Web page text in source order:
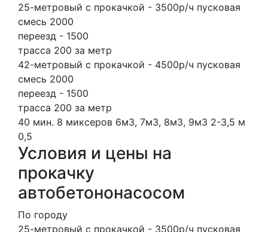
25-метровый с прокачкой - 3500р/ч пусковая
смесь 2000
переезд - 1500
трасса 200 за метр
42-метровый с прокачкой - 4500р/ч пусковая
смесь 2000
переезд - 1500
трасса 200 за метр
40 мин. 8 миксеров 6м3, 7м3, 8м3, 9м3 2-3,5 м
0,5
Условия и цены на
прокачку
автобетононасосом
По городу
25-метровый с прокачкой - 3500р/ч пусковая